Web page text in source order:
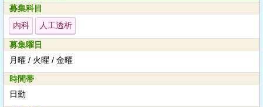
募集科目
内科
人工透析
募集曜日
月曜 / 火曜 / 金曜
時間帯
日勤